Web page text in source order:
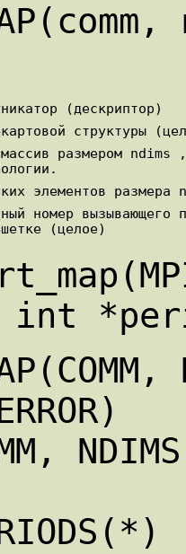
(дескриптор)
структуры
размером ndims
элементов размера
номер вызывающего
(целое)